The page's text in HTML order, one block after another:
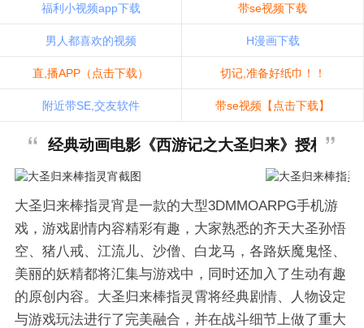
福利小视频app下载 带se视频下载
男人都喜欢的视频 H漫画下载
直,播APP（点击下载） 切记,准备好纸巾！！
附近带SE,交友软件 带se视频【点击下载】
经典动画电影《西游记之大圣归来》授权制作
大圣归来棒指灵宵是一款的大型3DMMOARPG手机游
戏，游戏剧情内容精彩有趣，大家熟悉的齐天大圣孙悟
空、猪八戒、江流儿、沙僧、白龙马，各路妖魔鬼怪、
美丽的妖精都将汇集与游戏中，同时还加入了生动有趣
的原创内容。大圣归来棒指灵霄将经典剧情、人物设定
与游戏玩法进行了完美融合，并在战斗细节上做了重大